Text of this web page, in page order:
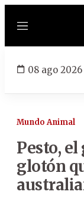
Menú
08 ago 2026
Mundo Animal
Pesto,
glotón